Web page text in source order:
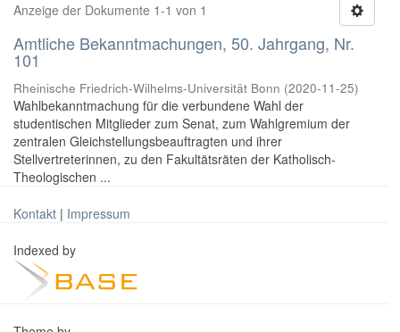
Anzeige der Dokumente 1-1 von 1
Amtliche Bekanntmachungen, 50. Jahrgang, Nr.
101
Rheinische Friedrich-Wilhelms-Universität Bonn (2020-11-25)
Wahlbekanntmachung für die verbundene Wahl der
studentischen Mitglieder zum Senat, zum Wahlgremium der
zentralen Gleichstellungsbeauftragten und ihrer
Stellvertreterinnen, zu den Fakultätsräten der Katholisch-
Theologischen ...
Kontakt | Impressum
Indexed by